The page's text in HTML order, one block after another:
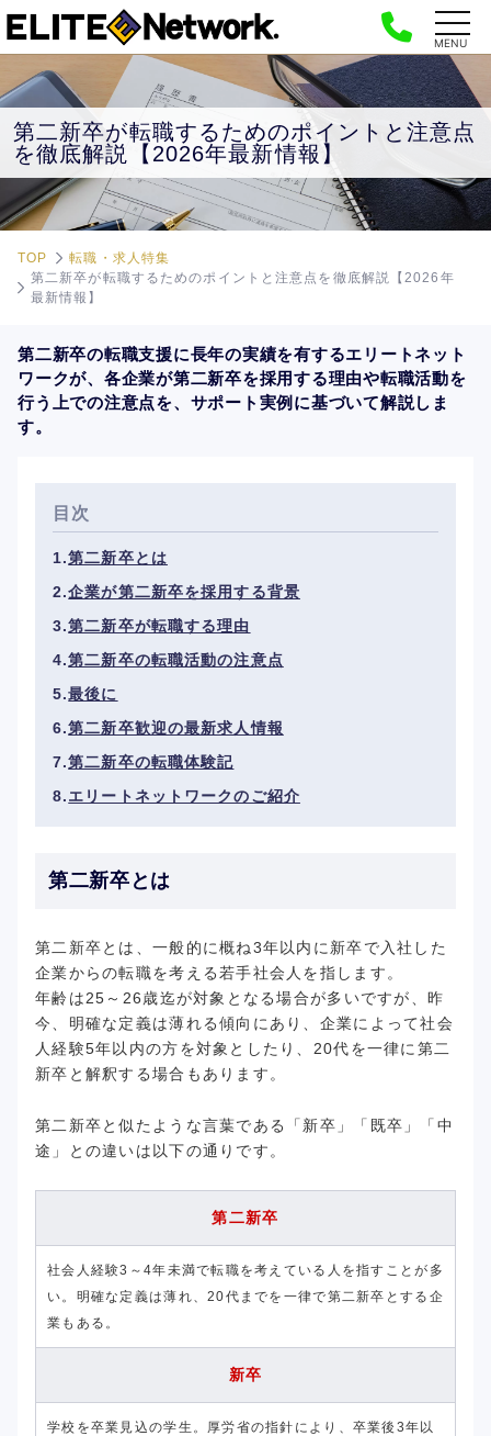
MENU
第二新卒が転職するためのポイントと注意点
を徹底解説【2026年最新情報】
TOP
転職・求人特集
第二新卒が転職するためのポイントと注意点を徹底解説【2026年
最新情報】
第二新卒の転職支援に長年の実績を有するエリートネット
ワークが、各企業が第二新卒を採用する理由や転職活動を
行う上での注意点を、サポート実例に基づいて解説しま
す。
目次
第二新卒とは
企業が第二新卒を採用する背景
第二新卒が転職する理由
第二新卒の転職活動の注意点
最後に
第二新卒歓迎の最新求人情報
第二新卒の転職体験記
エリートネットワークのご紹介
第二新卒とは
第二新卒とは、一般的に概ね3年以内に新卒で入社した
企業からの転職を考える若手社会人を指します。
年齢は25～26歳迄が対象となる場合が多いですが、昨
今、明確な定義は薄れる傾向にあり、企業によって社会
人経験5年以内の方を対象としたり、20代を一律に第二
新卒と解釈する場合もあります。
第二新卒と似たような言葉である「新卒」「既卒」「中
途」との違いは以下の通りです。
第二新卒
社会人経験3～4年未満で転職を考えている人を指すことが多
い。明確な定義は薄れ、20代までを一律で第二新卒とする企
業もある。
新卒
学校を卒業見込の学生。厚労省の指針により、卒業後3年以